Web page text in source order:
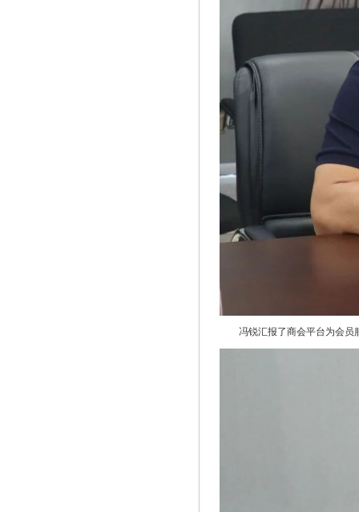
冯锐汇报了商会平台为会员